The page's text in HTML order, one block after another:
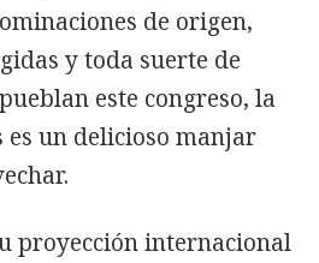
de origen,
y toda suerte de
este congreso, la
es un delicioso manjar
proyección internacional